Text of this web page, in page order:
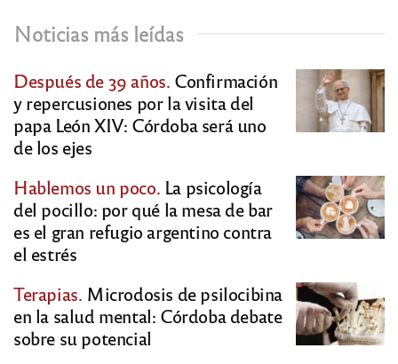
Noticias más leídas
Después de 39 años. Confirmación
y repercusiones por la visita del
papa León XIV: Córdoba será uno
de los ejes
Hablemos un poco. La psicología
del pocillo: por qué la mesa de bar
es el gran refugio argentino contra
el estrés
Terapias. Microdosis de psilocibina
en la salud mental: Córdoba debate
sobre su potencial